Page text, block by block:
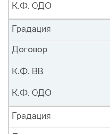
К.Ф. ОДО
Градация
Договор
К.Ф. ВВ
К.Ф. ОДО
Градация